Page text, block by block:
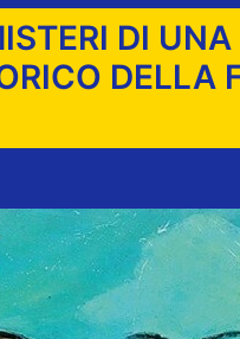
DI UNA
DELLA